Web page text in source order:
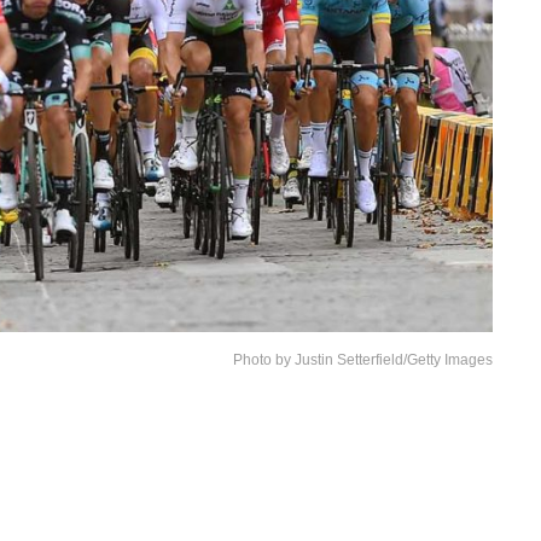
Photo by Justin Setterfield/Getty Images